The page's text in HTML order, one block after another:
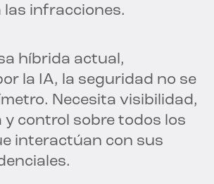
las infracciones.
híbrida actual,
la IA, la seguridad no se
Necesita visibilidad,
y control sobre todos los
interactúan con sus